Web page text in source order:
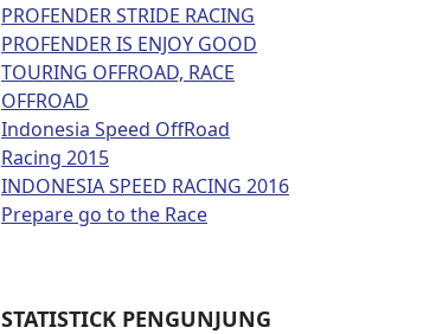
PROFENDER STRIDE RACING
PROFENDER IS ENJOY GOOD
TOURING OFFROAD, RACE
OFFROAD
Indonesia Speed OffRoad
Racing 2015
INDONESIA SPEED RACING 2016
Prepare go to the Race
STATISTICK PENGUNJUNG